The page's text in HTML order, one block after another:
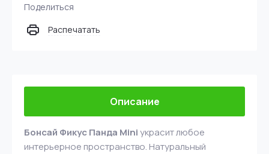
Поделиться
Распечатать
Описание
Бонсай Фикус Панда Miniукрасит любое
интерьерное пространство. Натуральный